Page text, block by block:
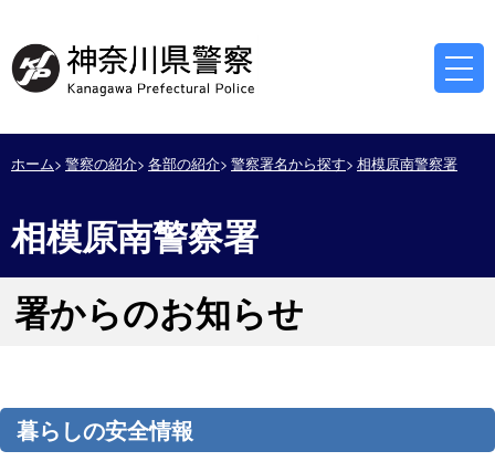
ホーム 警察の紹介 各部の紹介 警察署名から探す 相模原南警察署
相模原南警察署
署からのお知らせ
暮らしの安全情報